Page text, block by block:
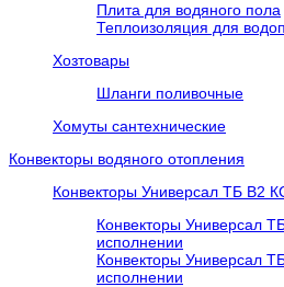
Плита для водяного пола
Теплоизоляция для
Хозтовары
Шланги поливочные
Хомуты сантехнические
Конвекторы водяного отопления
Конвекторы Универсал ТБ В2
Конвекторы Универсал
исполнении
Конвекторы Универсал
исполнении